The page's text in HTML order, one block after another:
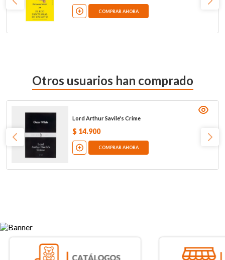
COMPRAR AHORA
Otros usuarios han comprado
Lord Arthur Savile's Crime
$ 14.900
COMPRAR AHORA